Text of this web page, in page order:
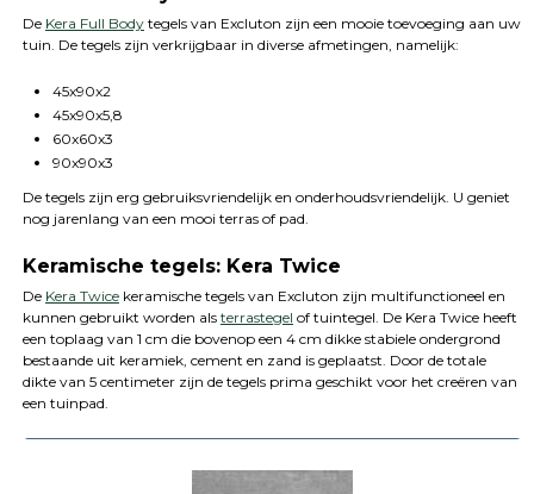
De Kera Full Bodytegels van Excluton zijn een mooie toevoeging aan uw
tuin. De tegels zijn verkrijgbaar in diverse afmetingen, namelijk:
45x90x2
45x90x5,8
60x60x3
90x90x3
De tegels zijn erg gebruiksvriendelijk en onderhoudsvriendelijk. U geniet
nog jarenlang van een mooi terras of pad.
Keramische tegels: Kera Twice
De Kera Twicekeramische tegels van Excluton zijn multifunctioneel en
kunnen gebruikt worden als terrastegel of tuintegel. De Kera Twice heeft
een toplaag van 1 cm die bovenop een 4 cm dikke stabiele ondergrond
bestaande uit keramiek, cement en zand is geplaatst. Door de totale
dikte van 5 centimeter zijn de tegels prima geschikt voor het creëren van
een tuinpad.